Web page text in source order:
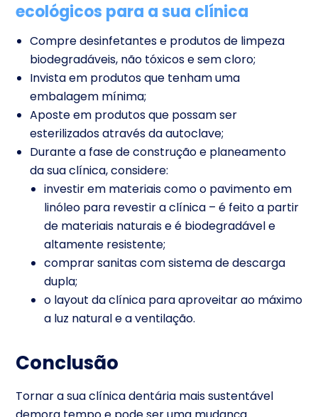
ecológicos para a sua clínica
Compre desinfetantes e produtos de limpeza
biodegradáveis, não tóxicos e sem cloro;
Invista em produtos que tenham uma
embalagem mínima;
Aposte em produtos que possam ser
esterilizados através da autoclave;
Durante a fase de construção e planeamento
da sua clínica, considere:
investir em materiais como o pavimento em
linóleo para revestir a clínica – é feito a partir
de materiais naturais e é biodegradável e
altamente resistente;
comprar sanitas com sistema de descarga
dupla;
o layout da clínica para aproveitar ao máximo
a luz natural e a ventilação.
Conclusão
Tornar a sua clínica dentária mais sustentável